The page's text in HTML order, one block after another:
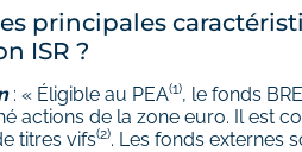
principales
ISR ?
: « Éligible au PEA(1), le fonds
actions de la zone euro. Il est
titres vifs(2). Les fonds externes